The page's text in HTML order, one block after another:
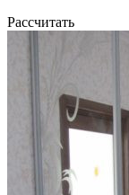
Рассчитать